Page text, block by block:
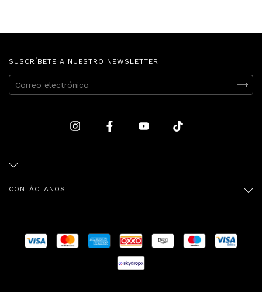
SUSCRÍBETE A NUESTRO NEWSLETTER
CONTÁCTANOS